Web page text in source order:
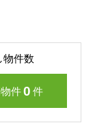
物件数
件 0 件